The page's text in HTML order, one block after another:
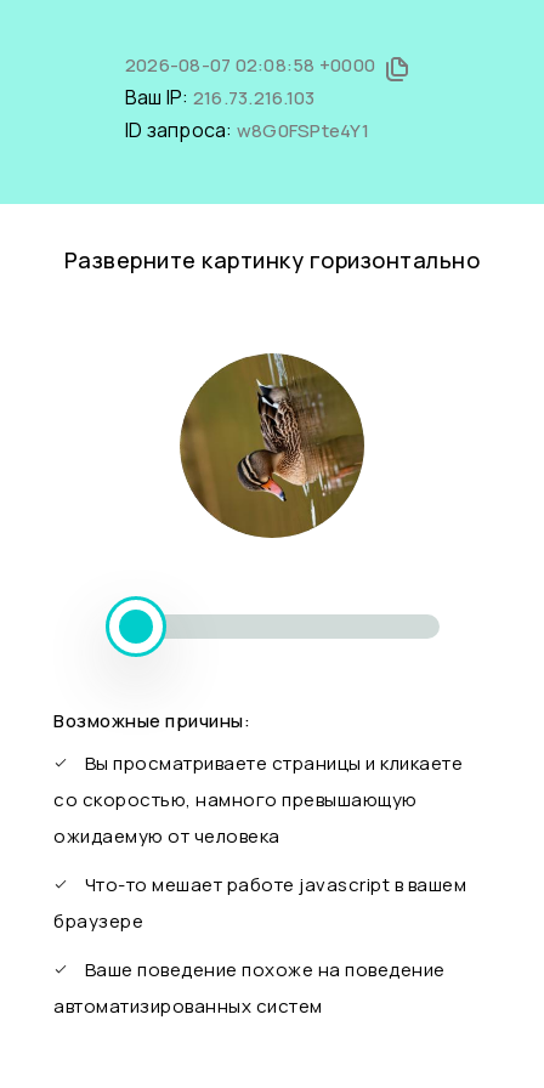
2026-08-07 02:08:58 +0000
Ваш IP: 216.73.216.103
ID запроса: w8G0FSPte4Y1
Разверните картинку горизонтально
Возможные причины:
Вы просматриваете страницы и кликаете
со скоростью, намного превышающую
ожидаемую от человека
Что-то мешает работе javascript в вашем
браузере
Ваше поведение похоже на поведение
автоматизированных систем